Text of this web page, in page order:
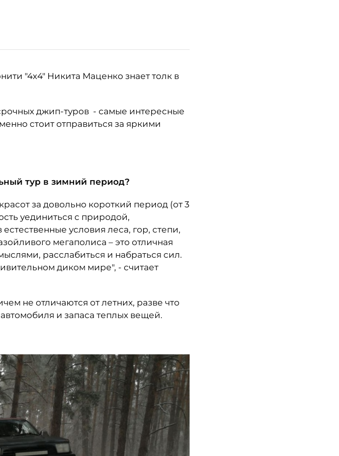
"4х4" Никита Маценко знает толк в
джип-туров - самые интересные
стоит отправиться за яркими
тур в зимний период?
за довольно короткий период (от 3
уединиться с природой,
естественные условия леса, гор, степи,
мегаполиса – это отличная
расслабиться и набраться сил.
диком мире", - считает
не отличаются от летних, разве что
и запаса теплых вещей.